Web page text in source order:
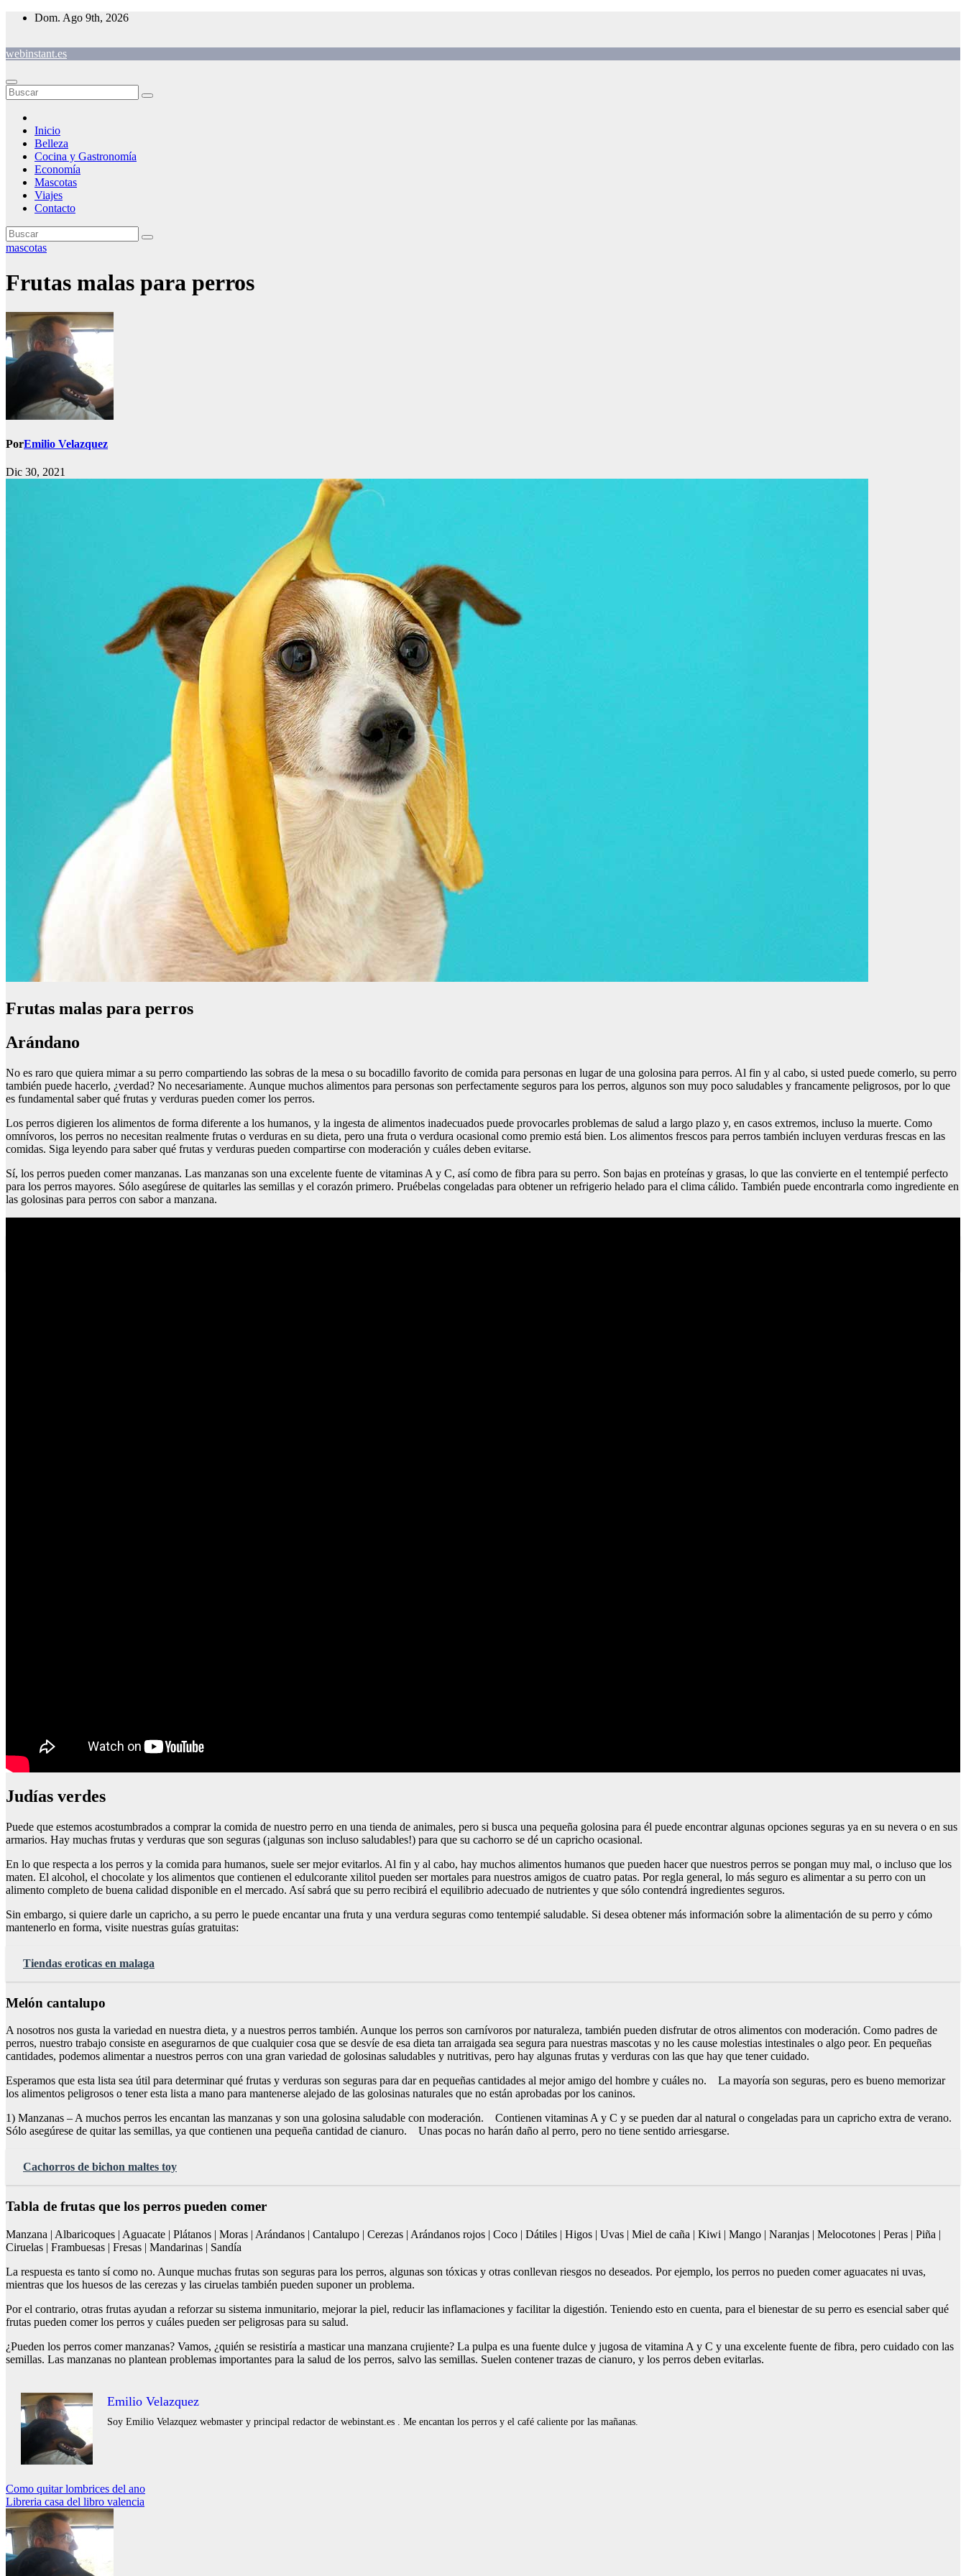
Saltar
Dom. Ago 9th, 2026
webinstant.es
Inicio
Belleza
Cocina y Gastronomía
Economía
Mascotas
Viajes
Contacto
mascotas
Frutas malas para perros
PorEmilio Velazquez
Dic 30, 2021
Frutas malas para perros
Arándano
No es raro que quiera mimar a su perro compartiendo las sobras de la mesa o su bocadillo favorito de comida para personas en lugar de una golosina para perros. Al fin y al cabo, si usted puede comerlo, su perro
también puede hacerlo, ¿verdad? No necesariamente. Aunque muchos alimentos para personas son perfectamente seguros para los perros, algunos son muy poco saludables y francamente peligrosos, por lo que
es fundamental saber qué frutas y verduras pueden comer los perros.
Los perros digieren los alimentos de forma diferente a los humanos, y la ingesta de alimentos inadecuados puede provocarles problemas de salud a largo plazo y, en casos extremos, incluso la muerte. Como
omnívoros, los perros no necesitan realmente frutas o verduras en su dieta, pero una fruta o verdura ocasional como premio está bien. Los alimentos frescos para perros también incluyen verduras frescas en las
comidas. Siga leyendo para saber qué frutas y verduras pueden compartirse con moderación y cuáles deben evitarse.
Sí, los perros pueden comer manzanas. Las manzanas son una excelente fuente de vitaminas A y C, así como de fibra para su perro. Son bajas en proteínas y grasas, lo que las convierte en el tentempié perfecto
para los perros mayores. Sólo asegúrese de quitarles las semillas y el corazón primero. Pruébelas congeladas para obtener un refrigerio helado para el clima cálido. También puede encontrarla como ingrediente en
las golosinas para perros con sabor a manzana.
Judías verdes
Puede que estemos acostumbrados a comprar la comida de nuestro perro en una tienda de animales, pero si busca una pequeña golosina para él puede encontrar algunas opciones seguras ya en su nevera o en sus
armarios. Hay muchas frutas y verduras que son seguras (¡algunas son incluso saludables!) para que su cachorro se dé un capricho ocasional.
En lo que respecta a los perros y la comida para humanos, suele ser mejor evitarlos. Al fin y al cabo, hay muchos alimentos humanos que pueden hacer que nuestros perros se pongan muy mal, o incluso que los
maten. El alcohol, el chocolate y los alimentos que contienen el edulcorante xilitol pueden ser mortales para nuestros amigos de cuatro patas. Por regla general, lo más seguro es alimentar a su perro con un
alimento completo de buena calidad disponible en el mercado. Así sabrá que su perro recibirá el equilibrio adecuado de nutrientes y que sólo contendrá ingredientes seguros.
Sin embargo, si quiere darle un capricho, a su perro le puede encantar una fruta y una verdura seguras como tentempié saludable. Si desea obtener más información sobre la alimentación de su perro y cómo
mantenerlo en forma, visite nuestras guías gratuitas:
Tiendas eroticas en malaga
Melón cantalupo
A nosotros nos gusta la variedad en nuestra dieta, y a nuestros perros también. Aunque los perros son carnívoros por naturaleza, también pueden disfrutar de otros alimentos con moderación. Como padres de
perros, nuestro trabajo consiste en asegurarnos de que cualquier cosa que se desvíe de esa dieta tan arraigada sea segura para nuestras mascotas y no les cause molestias intestinales o algo peor. En pequeñas
cantidades, podemos alimentar a nuestros perros con una gran variedad de golosinas saludables y nutritivas, pero hay algunas frutas y verduras con las que hay que tener cuidado.
Esperamos que esta lista sea útil para determinar qué frutas y verduras son seguras para dar en pequeñas cantidades al mejor amigo del hombre y cuáles no. La mayoría son seguras, pero es bueno memorizar
los alimentos peligrosos o tener esta lista a mano para mantenerse alejado de las golosinas naturales que no están aprobadas por los caninos.
1) Manzanas – A muchos perros les encantan las manzanas y son una golosina saludable con moderación. Contienen vitaminas A y C y se pueden dar al natural o congeladas para un capricho extra de verano.
Sólo asegúrese de quitar las semillas, ya que contienen una pequeña cantidad de cianuro. Unas pocas no harán daño al perro, pero no tiene sentido arriesgarse.
Cachorros de bichon maltes toy
Tabla de frutas que los perros pueden comer
Manzana | Albaricoques | Aguacate | Plátanos | Moras | Arándanos | Cantalupo | Cerezas | Arándanos rojos | Coco | Dátiles | Higos | Uvas | Miel de caña | Kiwi | Mango | Naranjas | Melocotones | Peras | Piña |
Ciruelas | Frambuesas | Fresas | Mandarinas | Sandía
La respuesta es tanto sí como no. Aunque muchas frutas son seguras para los perros, algunas son tóxicas y otras conllevan riesgos no deseados. Por ejemplo, los perros no pueden comer aguacates ni uvas,
mientras que los huesos de las cerezas y las ciruelas también pueden suponer un problema.
Por el contrario, otras frutas ayudan a reforzar su sistema inmunitario, mejorar la piel, reducir las inflamaciones y facilitar la digestión. Teniendo esto en cuenta, para el bienestar de su perro es esencial saber qué
frutas pueden comer los perros y cuáles pueden ser peligrosas para su salud.
¿Pueden los perros comer manzanas? Vamos, ¿quién se resistiría a masticar una manzana crujiente? La pulpa es una fuente dulce y jugosa de vitamina A y C y una excelente fuente de fibra, pero cuidado con las
semillas. Las manzanas no plantean problemas importantes para la salud de los perros, salvo las semillas. Suelen contener trazas de cianuro, y los perros deben evitarlas.
Emilio Velazquez
Soy Emilio Velazquez webmaster y principal redactor de webinstant.es . Me encantan los perros y el café caliente por las mañanas.
Navegación
de
entradas
Como quitar lombrices del ano
Libreria casa del libro valencia